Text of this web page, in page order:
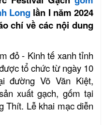
Long lần I năm 2024
chí về các nội dung
đỏ - Kinh tế xanh tỉnh
tổ chức từ ngày 10
đường Võ Văn Kiệt,
xuất gạch, gốm tại
Thít. Lễ khai mạc diễn